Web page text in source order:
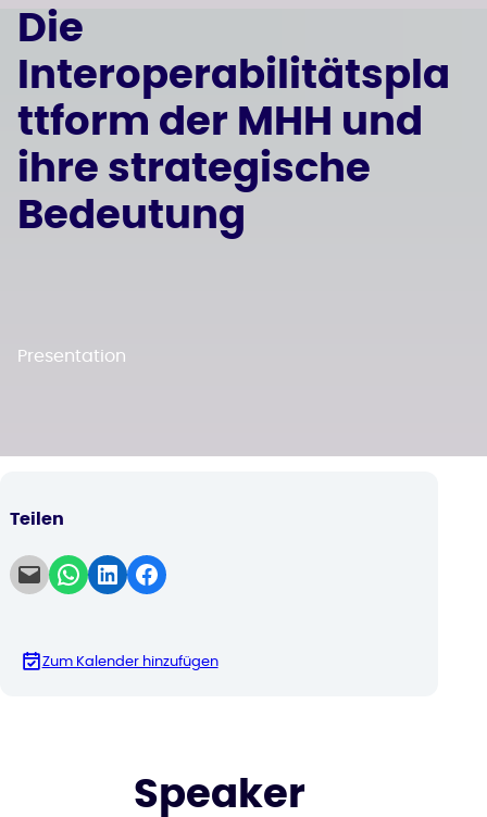
Die
Interoperabilitätspla
ttform der MHH und
ihre strategische
Bedeutung
Presentation
Teilen
Email this Page Share on WhatsApp Share on LinkedIn Share on Facebook
Zum Kalender hinzufügen
Speaker